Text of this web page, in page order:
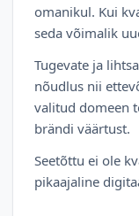
omanikul. Kui
seda võimalik
Tugevate ja
nõudlus nii
valitud domeen
brändi väärtust.
Seetõttu ei ole
pikaajaline